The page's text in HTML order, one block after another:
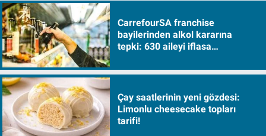
CarrefourSA franchise
bayilerinden alkol kararına
tepki: 630 aileyi iflasa
Çay saatlerinin yeni gözdesi:
Limonlu cheesecake topları
tarifi!